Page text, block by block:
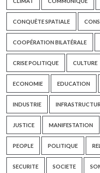
CONQUÊTE SPATIALE
COOPÉRATION BILATÉRALE
CRISE POLITIQUE CULTURE
ECONOMIE EDUCATION
INDUSTRIE
JUSTICE MANIFESTATION
PEOPLE POLITIQUE
SECURITE SOCIETE